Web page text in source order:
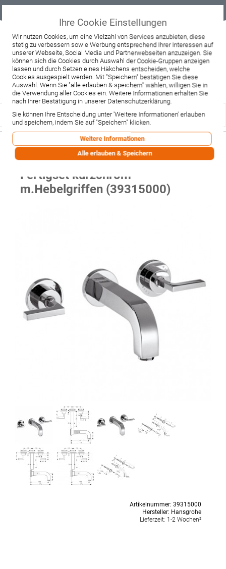
Beratung & Verkauf
+49 37467 66944
Montag - Freitag:
10:00 - 12:00 Uhr
13:00 - 16:00 Uhr
Samstag:
9:00 - 12:00 Uhr
Lieferzeitanfrage Widerruf
Hansgrohe 3-Loch
Waschtischarm.Axor Citterio Wand
Fertigset kurzchrom
m.Hebelgriffen (39315000)
Artikelnummer: 39315000
Hersteller: Hansgrohe
Lieferzeit: 1-2 Wochen²
Ihre Cookie Einstellungen
Wir nutzen Cookies, um eine Vielzahl von Services anzubieten, diese
stetig zu verbessern sowie Werbung entsprechend Ihrer Interessen auf
unserer Webseite, Social Media und Partnerwebseiten anzuzeigen. Sie
können sich die Cookies durch Auswahl der Cookie-Gruppen anzeigen
lassen und durch Setzen eines Häkchens entscheiden, welche
Cookies ausgespielt werden. Mit "Speichern" bestätigen Sie diese
Auswahl. Wenn Sie "alle erlauben & speichern" wählen, willigen Sie in
die Verwendung aller Cookies ein. Weitere Informationen erhalten Sie
nach Ihrer Bestätigung in unserer Datenschutzerklärung.
Sie können Ihre Entscheidung unter 'Weitere Informationen' erlauben
und speichern, indem Sie auf "Speichern" klicken.
Weitere Informationen
Alle erlauben & Speichern